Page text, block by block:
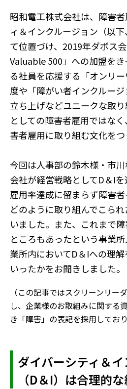
昭和電工株式会社は、障害
ィ＆インクルージョン（以
て位置づけ、2019年ダボス
Valuable 500」への加盟を
る社員を応援する「オンリ
度や「障がい者インクルー
立ち上げなどユニークな取
としての障害者雇用ではな
害者雇用に取り組む文化をつ
今回は人事部の鈴木様・市
会社が経営戦略としてD＆I
雇用率達成に留まらず障害
どのように取り組んでこら
いました。また、これまで
ところもあったという事業
業所内においてD＆Iへの理
いったかをお聞きしました。
（この記事ではスクリーンリー
し、企業様のお取組みに関する
き「障害」の表記を採用しており
ダイバーシティ＆
（D＆I）は合理的